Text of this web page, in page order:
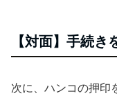
【対面】手続
次に、ハンコの押印